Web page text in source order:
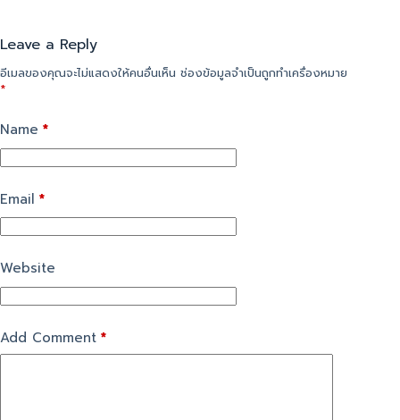
Leave a Reply
อีเมลของคุณจะไม่แสดงให้คนอื่นเห็น ช่องข้อมูลจำเป็นถูกทำเครื่องหมาย
*
Name *
Email *
Website
Add Comment *